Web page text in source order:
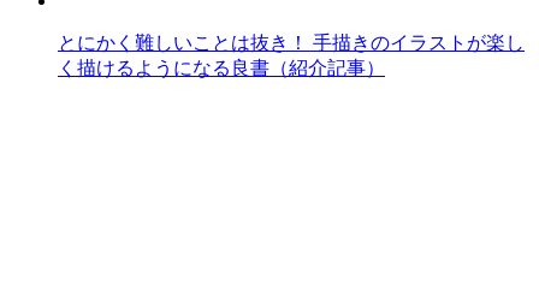
とにかく難しいことは抜き！ 手描きのイラストが楽し
く描けるようになる良書（紹介記事）